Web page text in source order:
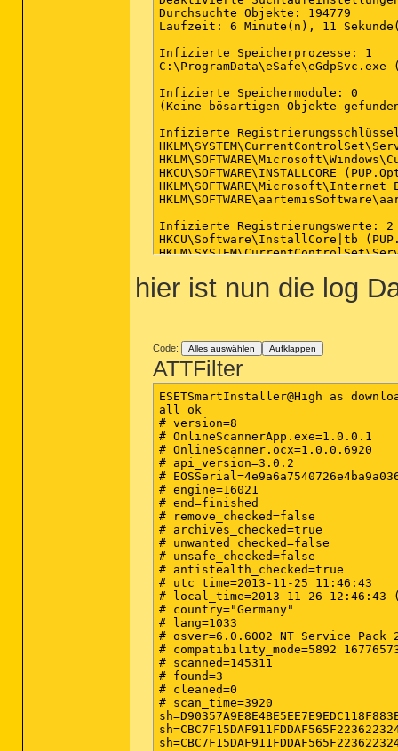
Durchsuchte Objekte: 194779
Laufzeit: 6 Minute(n), 11
Infizierte Speicherprozesse: 1
Infizierte Speichermodule: 0
(Keine bösartigen Objekte
Infizierte
Infizierte Registrierungswerte: 2
HKCU\Software\InstallCore|tb
Infizierte Dateiobjekte der
Infizierte Verzeichnisse: 2
Infizierte Dateien: 12
C:\Windows\Temp\wlljr6jt.dss
C:\Windows\System32\roboot.exe
(Ende)
hier ist nun die log
Code: Alles auswählen Aufklappen
ATTFilter
ESETSmartInstaller@High as
all ok
# version=8
# OnlineScannerApp.exe=1.0.0.1
# OnlineScanner.ocx=1.0.0.6920
# api_version=3.0.2
#
# engine=16021
# end=finished
# remove_checked=false
# archives_checked=true
# unwanted_checked=false
# unsafe_checked=false
# antistealth_checked=true
# utc_time=2013-11-25 11:46:43
# local_time=2013-11-26
# country="Germany"
# lang=1033
# osver=6.0.6002 NT Service Pack
# compatibility_mode=5892
# scanned=145311
# found=3
# cleaned=0
# scan_time=3920